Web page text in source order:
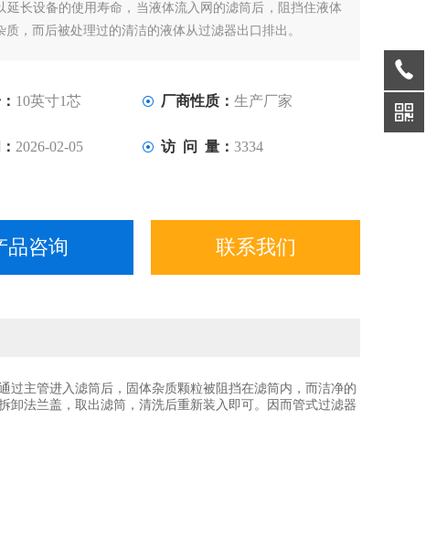
延长设备的使用寿命，当液体流入网的滤筒后，阻挡住液体
质，而后被处理过的清洁的液体从过滤器出口排出。
10英寸1芯 厂商性质： 生产厂家
2026-02-05 访 问 量： 3334
品咨询 联系我们
主管进入滤筒后，固体杂质颗粒被阻挡在滤筒内，而洁净的
法兰盖，取出滤筒，清洗后重新装入即可。因而管式过滤器